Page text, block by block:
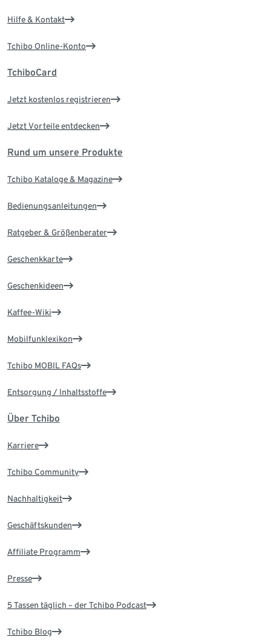
Hilfe & Kontakt
Tchibo Online-Konto
TchiboCard
Jetzt kostenlos registrieren
Jetzt Vorteile entdecken
Rund um unsere Produkte
Tchibo Kataloge & Magazine
Bedienungsanleitungen
Ratgeber & Größenberater
Geschenkkarte
Geschenkideen
Kaffee-Wiki
Mobilfunklexikon
Tchibo MOBIL FAQs
Entsorgung / Inhaltsstoffe
Über Tchibo
Karriere
Tchibo Community
Nachhaltigkeit
Geschäftskunden
Affiliate Programm
Presse
5 Tassen täglich – der Tchibo Podcast
Tchibo Blog